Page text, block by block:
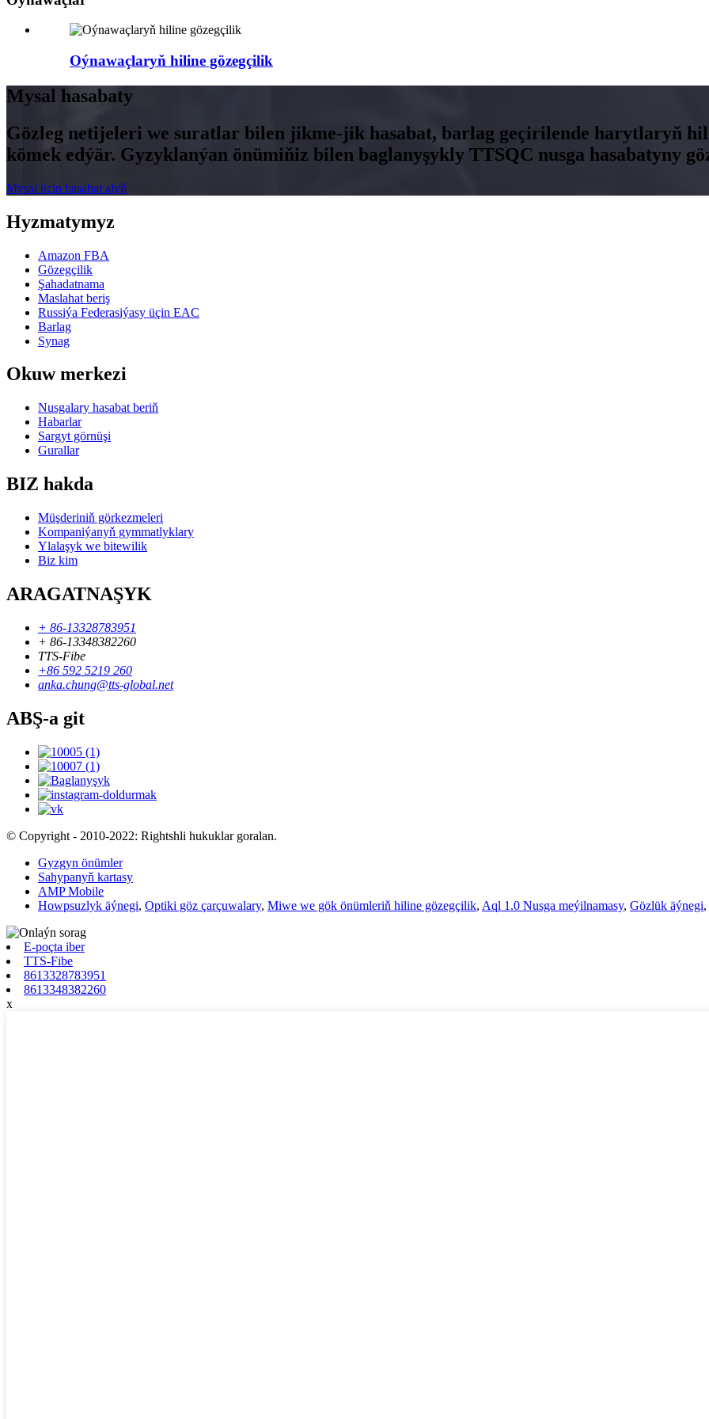
Oýnawaçlaryň hiline gözegçilik
Mysal hasabaty
Gözleg netijeleri we suratlar bilen jikme-jik hasabat, barlag geçirilende harytlaryň
kömek edýär. Gyzyklanýan önümiňiz bilen baglanyşykly TTSQC nusga hasabatyny
Mysal üçin hasabat alyň
Hyzmatymyz
Amazon FBA
Gözegçilik
Şahadatnama
Maslahat beriş
Russiýa Federasiýasy üçin EAC
Barlag
Synag
Okuw merkezi
Nusgalary hasabat beriň
Habarlar
Sargyt görnüşi
Gurallar
BIZ hakda
Müşderiniň görkezmeleri
Kompaniýanyň gymmatlyklary
Ylalaşyk we bitewilik
Biz kim
ARAGATNAŞYK
+ 86-13328783951
+ 86-13348382260
TTS-Fibe
+86 592 5219 260
anka.chung@tts-global.net
ABŞ-a git
© Copyright - 2010-2022: Rightshli hukuklar goralan.
Gyzgyn önümler
Sahypanyň kartasy
AMP Mobile
Howpsuzlyk äýnegi, Optiki göz çarçuwalary, Miwe we gök önümleriň hiline gözegçilik, Aql 1.0 Nusga meýilnamasy, Gözlük äýnegi,
E-poçta iber
TTS-Fibe
8613328783951
8613348382260
x